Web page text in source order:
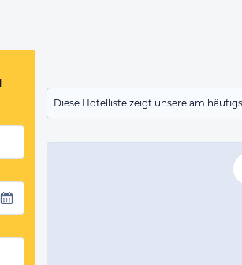
Diese Hotelliste zeigt unsere am